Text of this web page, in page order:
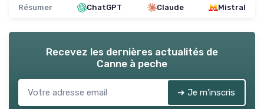
Résumer ChatGPT Claude Mistral
Recevez les dernières actualités de
Canne à peche
➔ Je m'inscris